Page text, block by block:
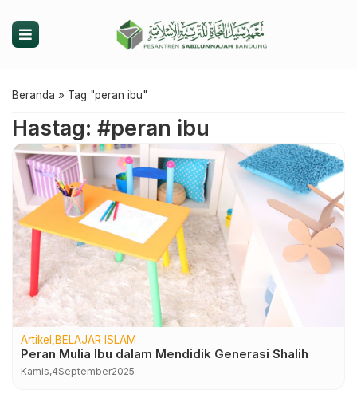
Beranda » Tag "peran ibu"
Hastag: #peran ibu
Artikel BELAJAR ISLAM
Peran Mulia Ibu dalam Mendidik Generasi Shalih
Kamis,4September2025